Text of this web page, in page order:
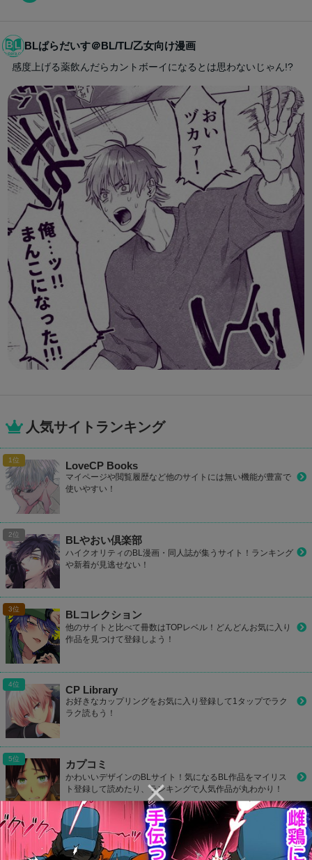
BLぱらだいす＠BL/TL/乙女向け漫画
感度上げる薬飲んだらカントボーイになるとは思わないじゃん!?
人気サイトランキング
LoveCP Books
マイページや閲覧履歴など他のサイトには無い機能が豊富で
使いやすい！
BLやおい倶楽部
ハイクオリティのBL漫画・同人誌が集うサイト！ランキング
や新着が見逃せない！
BLコレクション
他のサイトと比べて冊数はTOPレベル！どんどんお気に入り
作品を見つけて登録しよう！
CP Library
お好きなカップリングをお気に入り登録して1タップでラク
ラク読もう！
カプコミ
かわいいデザインのBLサイト！気になるBL作品をマイリス
ト登録して読めたり、ランキングで人気作品が丸わかり！
801Books(ヤオイブックス)
毎日何冊も更新されているBL作品をチェック！検索機能も充